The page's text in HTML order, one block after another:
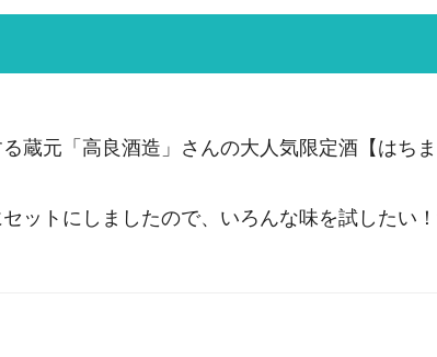
蔵元「高良酒造」さんの大人気限定酒【はち
ットにしましたので、いろんな味を試したい